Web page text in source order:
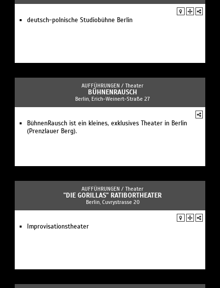
deutsch-polnische Studiobühne Berlin
AUFFÜHRUNGEN / Theater
BÜHNENRAUSCH
Berlin, Erich-Weinert-Straße 27
BühnenRausch ist ein kleines, exklusives Theater in Berlin
(Prenzlauer Berg).
AUFFÜHRUNGEN / Theater
"DIE GORILLAS" RATIBORTHEATER
Berlin, Cuvrystrasse 20
Improvisationstheater